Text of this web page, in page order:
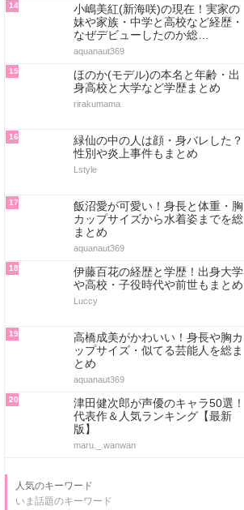
14
小嶋美紅(新海咲)の現在！実家の
妹や家族・中学と高校など経歴・
なぜデビューしたのか総…
aquanaut369
15
ほのか(モデル)の本名と年齢・出
身高校と大学など学歴まとめ
rirakumama
16
緑仙の中の人は顔・身バレした？
性別や炎上事件もまとめ
Lstyle
17
飯沼愛が可愛い！身長と体重・胸
カップサイズから水着姿までを総
まとめ
aquanaut369
18
伊藤百花の経歴と学歴！出身大学
や高校・子役時代や前世もまとめ
Luccy
19
高橋成美がかわいい！身長や胸カ
ップサイズ・似てる芸能人を総ま
とめ
aquanaut369
20
津田健次郎が声優のキャラ50選！
代表作＆人気ランキング【最新
版】
maru._.wanwan
人気のキーワード
いま話題のキーワード